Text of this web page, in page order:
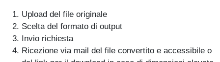
Upload del file originale
Scelta del formato di output
Invio richiesta
Ricezione via mail del file convertito e accessibile o